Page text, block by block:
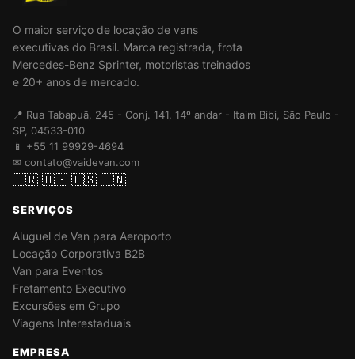
O maior serviço de locação de vans
executivas do Brasil. Marca registrada, frota
Mercedes-Benz Sprinter, motoristas treinados
e 20+ anos de mercado.
📍 Rua Tabapuã, 245 - Conj. 141, 14º andar - Itaim Bibi, São Paulo -
SP, 04533-010
📱 +55 11 99929-4694
✉ contato@vaidevan.com
🇧🇷 🇺🇸 🇪🇸 🇨🇳
SERVIÇOS
Aluguel de Van para Aeroporto
Locação Corporativa B2B
Van para Eventos
Fretamento Executivo
Excursões em Grupo
Viagens Interestaduais
EMPRESA